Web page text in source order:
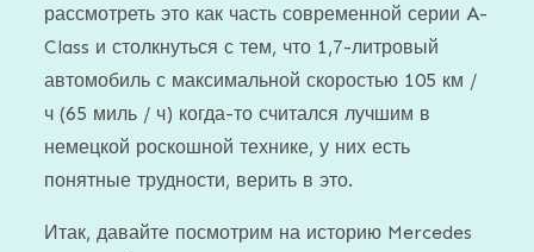
рассмотреть это как часть современной серии A-
Class и столкнуться с тем, что 1,7-литровый
автомобиль с максимальной скоростью 105 км /
ч (65 миль / ч) когда-то считался лучшим в
немецкой роскошной технике, у них есть
понятные трудности, верить в это.
Итак, давайте посмотрим на историю Mercedes